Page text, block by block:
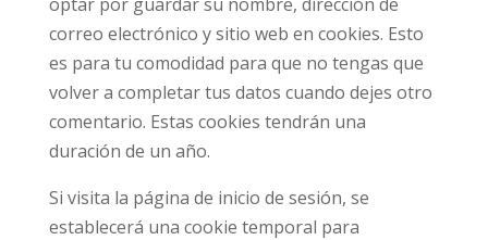
correo electrónico y sitio web en cookies. Esto
es para tu comodidad para que no tengas que
volver a completar tus datos cuando dejes otro
comentario. Estas cookies tendrán una
duración de un año.
Si visita la página de inicio de sesión, se
establecerá una cookie temporal para